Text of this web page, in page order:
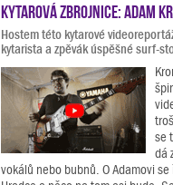
Kytarová zbrojnice: Adam
Hostem této kytarové
kytarista a zpěvák úspěšné surf-
se
dá
vokálů nebo bubnů. O Adamovi